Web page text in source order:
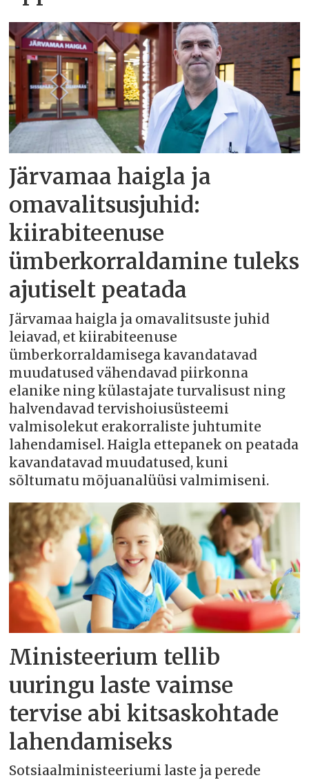
Järvamaa haigla ja
omavalitsusjuhid:
kiirabiteenuse
ümberkorraldamine tuleks
ajutiselt peatada
Järvamaa haigla ja omavalitsuste juhid
leiavad, et kiirabiteenuse
ümberkorraldamisega kavandatavad
muudatused vähendavad piirkonna
elanike ning külastajate turvalisust ning
halvendavad tervishoiusüsteemi
valmisolekut erakorraliste juhtumite
lahendamisel. Haigla ettepanek on peatada
kavandatavad muudatused, kuni
sõltumatu mõjuanalüüsi valmimiseni.
Ministeerium tellib
uuringu laste vaimse
tervise abi kitsaskohtade
lahendamiseks
Sotsiaalministeeriumi laste ja perede